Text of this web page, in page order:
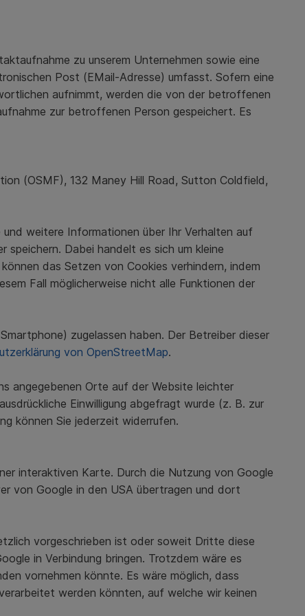
zu unserem Unternehmen sowie eine
Post (EMail-Adresse) umfasst. Sofern eine
aufnimmt, werden die von der betroffenen
zur betroffenen Person gespeichert. Es
(OSMF), 132 Maney Hill Road, Sutton Coldfield,
weitere Informationen über Ihr Verhalten auf
speichern. Dabei handelt es sich um kleine
das Setzen von Cookies verhindern, indem
Fall möglicherweise nicht alle Funktionen der
zugelassen haben. Der Betreiber dieser
von OpenStreetMap.
angegebenen Orte auf der Website leichter
Einwilligung abgefragt wurde (z. B. zur
können Sie jederzeit widerrufen.
interaktiven Karte. Durch die Nutzung von Google
von Google in den USA übertragen und dort
vorgeschrieben ist oder soweit Dritte diese
in Verbindung bringen. Trotzdem wäre es
vornehmen könnte. Es wäre möglich, dass
werden könnten, auf welche wir keinen